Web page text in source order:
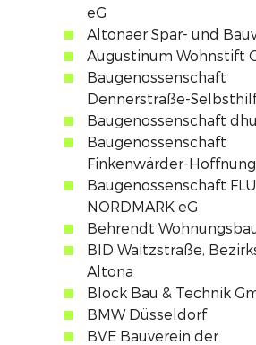
eG
Altonaer Spar- und
Augustinum Wohnstift
Baugenossenschaft
Dennerstraße-
Baugenossenschaft
Baugenossenschaft
Finkenwärder-
Baugenossenschaft
NORDMARK eG
Behrendt
BID Waitzstraße,
Altona
Block Bau & Technik
BMW Düsseldorf
BVE Bauverein der